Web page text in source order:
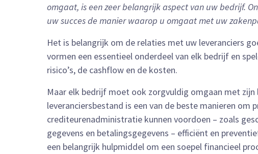
omgaat, is een zeer belangrijk aspect van uw bedrijf.
uw succes de manier waarop u omgaat met uw
Het is belangrijk om de relaties met uw leveranciers
vormen een essentieel onderdeel van elk bedrijf en
risico’s, de cashflow en de kosten.
Maar elk bedrijf moet ook zorgvuldig omgaan met zijn
leveranciersbestand is een van de beste manieren om
crediteurenadministratie kunnen voordoen – zoals
gegevens en betalingsgegevens – efficiënt en
een belangrijk hulpmiddel om een soepel financieel